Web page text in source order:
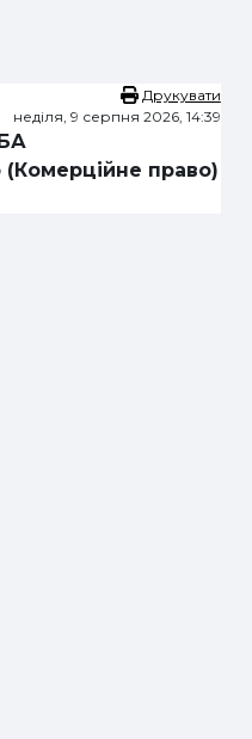
Друкувати
неділя, 9 серпня 2026, 14:39
право)